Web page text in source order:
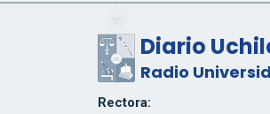
Diario
Radio
Rectora: